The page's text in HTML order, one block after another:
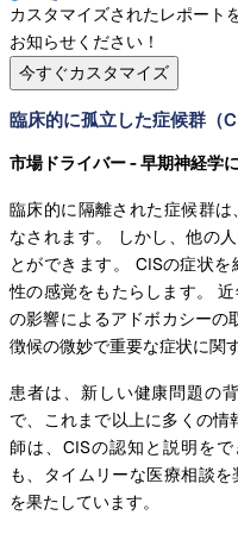
カスタマイズされたレポート
お知らせください！
今すぐカスタマイズ
臨床的に孤立した症候群（
市場ドライバー - 早期神経学
臨床的に隔離された症候群
なされます。 しかし、他の
とができます。 CISの症状
性の感覚をもたらします。
の影響によるアドボカシーの
徴候の微妙で重要な症状に関
患者は、新しい健康問題の
で、これまで以上に多くの
師は、CISの認知と説明を
も、タイムリーな医療相談
を果たしています。